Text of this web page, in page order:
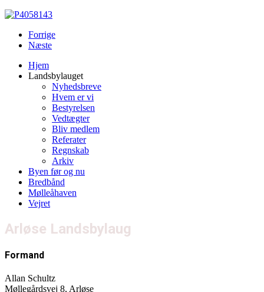
Forrige
Næste
Hjem
Landsbylauget
Nyhedsbreve
Hvem er vi
Bestyrelsen
Vedtægter
Bliv medlem
Referater
Regnskab
Arkiv
Byen før og nu
Bredbånd
Mølleåhaven
Vejret
Arløse Landsbylaug
Formand
Allan Schultz
Møllegårdsvej 8, Arløse